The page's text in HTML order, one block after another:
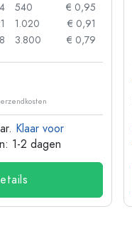
540
€ 0,95
1.020
€ 0,91
3.800
€ 0,79
Klaar voor
1-2 dagen